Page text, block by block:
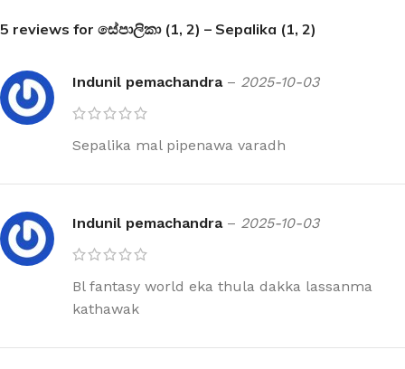
5 reviews for සේපාලිකා (1, 2) – Sepalika (1, 2)
Indunil pemachandra – 2025-10-03
Sepalika mal pipenawa varadh
Indunil pemachandra – 2025-10-03
Bl fantasy world eka thula dakka lassanma
kathawak